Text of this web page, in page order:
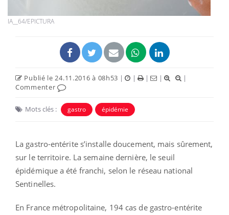
IA__64/EPICTURA
Publié le 24.11.2016 à 08h53 | | | |
|
Commenter
Mots clés : gastro épidémie
La gastro-entérite s’installe doucement, mais sûrement,
sur le territoire. La semaine dernière, le seuil
épidémique a été franchi, selon le réseau national
Sentinelles.
En France métropolitaine, 194 cas de gastro-entérite